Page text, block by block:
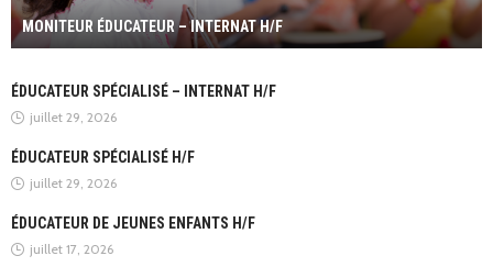
MONITEUR ÉDUCATEUR – INTERNAT H/F
ÉDUCATEUR SPÉCIALISÉ – INTERNAT H/F
juillet 29, 2026
ÉDUCATEUR SPÉCIALISÉ H/F
juillet 29, 2026
ÉDUCATEUR DE JEUNES ENFANTS H/F
juillet 17, 2026